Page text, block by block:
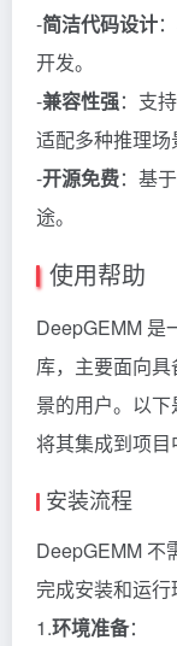
-简洁代码设计
开发。
-兼容性强：支
适配多种推理场
-开源免费：基
途。
使用帮助
DeepGEMM 是
库，主要面向
景的用户。以
将其集成到项目
安装流程
DeepGEMM 不
完成安装和运行
1.环境准备：